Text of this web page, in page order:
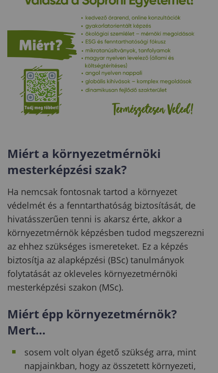
Miért a környezetmérnöki
mesterképzési szak?
Ha nemcsak fontosnak tartod a környezet
védelmét és a fenntarthatóság biztosítását, de
hivatásszerűen tenni is akarsz érte, akkor a
környezetmérnök képzésben tudod megszerezni
az ehhez szükséges ismereteket. Ez a képzés
biztosítja az alapképzési (BSc) tanulmányok
folytatását az okleveles környezetmérnöki
mesterképzési szakon (MSc).
Miért épp környezetmérnök?
Mert…
sosem volt olyan égető szükség arra, mint
napjainkban, hogy az összetett környezeti,